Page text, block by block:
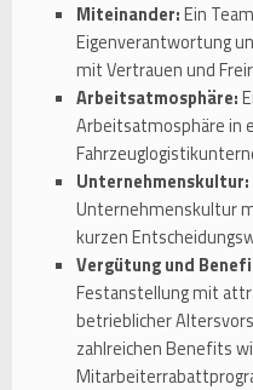
Miteinander:Ein
Eigenverantwortung
mit Vertrauen und
Arbeitsatmosphäre:
Arbeitsatmosphäre in
Unternehmenskultur:
Unternehmenskultur
kurzen
Vergütung und
Festanstellung mit
betrieblicher
zahlreichen Benefits